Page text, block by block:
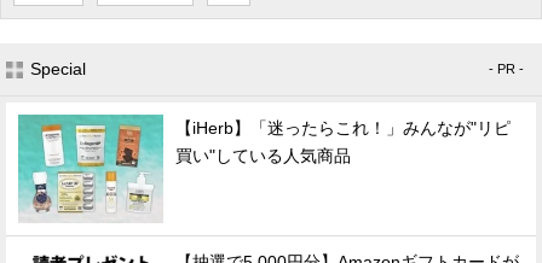
Special - PR -
【iHerb】「迷ったらこれ！」みんなが"リピ
買い"している人気商品